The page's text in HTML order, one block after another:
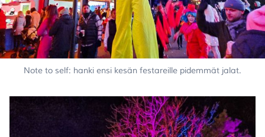
Note to self: hanki ensi kesän festareille pidemmät jalat.